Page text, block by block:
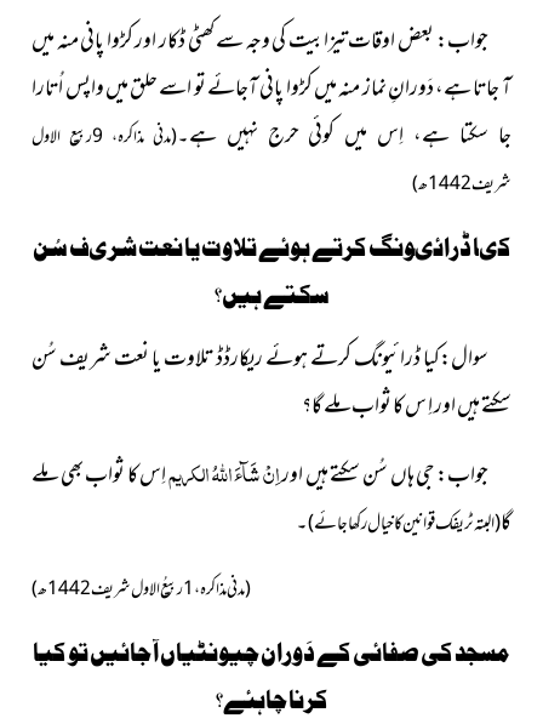
جواب: بعض اوقات تیزابیت کی وجہ سے کھٹی ڈکار اور کڑوا پانی منہ میں
آ جاتا ہے، دَورانِ نماز منہ میں کڑوا پانی آجائے تو اسے حلق میں واپس اُتارا
جا سکتا ہے، اِس میں کوئی حرج نہیں ہے۔(
مدنی مذاکرہ، 9ربیع الاول
شریف 1442ھ)
کىا ڈرائىونگ کرتے ہوئے تلاوت یا نعت شرىف سُن
سکتے ہیں؟
سوال:کىا ڈرائىونگ کرتے ہوئے ریکارڈڈ تلاوت یا نعت شرىف سُن
سکتے ہىں اور اِ س کا ثواب ملے گا؟
جواب: جی ہاں سُن سکتے ہیں اوراِنْ شَآءَ اللہُ الکریماِس کا ثواب بھى ملے
گا(البتہ ٹریفک قوانین کا خیال رکھا جائے)۔
(مدنی مذاکرہ، 1ربیعُ الاول شریف 1442ھ)
مسجد کی صفائی کے دَوران چیونٹیاں آ جائیں تو کیا
کرنا چاہئے؟